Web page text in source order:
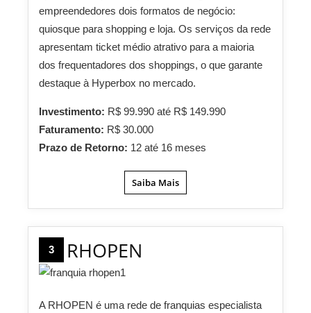
empreendedores dois formatos de negócio:
quiosque para shopping e loja. Os serviços da rede
apresentam ticket médio atrativo para a maioria
dos frequentadores dos shoppings, o que garante
destaque à Hyperbox no mercado.
Investimento: R$ 99.990 até R$ 149.990
Faturamento: R$ 30.000
Prazo de Retorno: 12 até 16 meses
Saiba Mais
3 RHOPEN
A RHOPEN é uma rede de franquias especialista